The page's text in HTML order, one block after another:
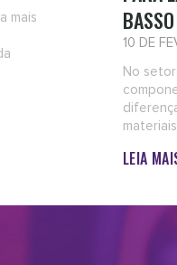
mais
BASSO
10 DE
No
LEIA